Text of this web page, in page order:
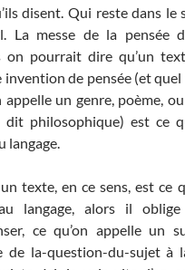
disent. Qui reste dans le
La messe de la pensée
on pourrait dire qu’un
invention de pensée (et
appelle un genre, poème,
dit philosophique) est ce
langage.
texte, en ce sens, est ce
langage, alors il oblige
ce qu’on appelle un
de la-question-du-sujet à